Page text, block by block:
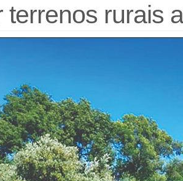
terrenos rurais